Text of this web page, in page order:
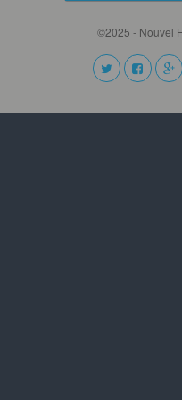
©2025 - Nouvel